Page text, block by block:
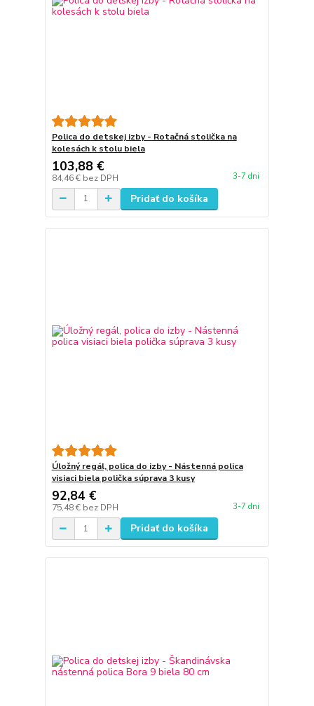
Polica do detskej izby - Rotačná stolička na
kolesách k stolu biela
103,88 €
84,46 € bez DPH 3-7 dni
Pridať do košíka
Úložný regál, polica do izby - Nástenná polica
visiaci biela polička súprava 3 kusy
92,84 €
75,48 € bez DPH 3-7 dni
Pridať do košíka